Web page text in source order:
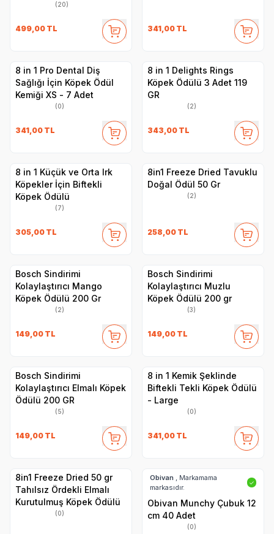
(20)
499,00 TL 341,00 TL
8 in 1 Pro Dental Diş
Sağlığı İçin Köpek Ödül
Kemiği XS - 7 Adet
(0)
341,00 TL
8 in 1 Delights Rings
Köpek Ödülü 3 Adet 119
GR
(2)
343,00 TL
8 in 1 Küçük ve Orta Irk
Köpekler İçin Biftekli
Köpek Ödülü
(7)
305,00 TL
8in1 Freeze Dried Tavuklu
Doğal Ödül 50 Gr
(2)
258,00 TL
Bosch Sindirimi
Kolaylaştırıcı Mango
Köpek Ödülü 200 Gr
(2)
149,00 TL
Bosch Sindirimi
Kolaylaştırıcı Muzlu
Köpek Ödülü 200 gr
(3)
149,00 TL
Bosch Sindirimi
Kolaylaştırıcı Elmalı Köpek
Ödülü 200 GR
(5)
149,00 TL
8 in 1 Kemik Şeklinde
Biftekli Tekli Köpek Ödülü
- Large
(0)
341,00 TL
8in1 Freeze Dried 50 gr
Tahılsız Ördekli Elmalı
Kurutulmuş Köpek Ödülü
(0)
Obivan , Markamama
markasıdır.
✓
Obivan Munchy Çubuk 12
cm 40 Adet
(0)